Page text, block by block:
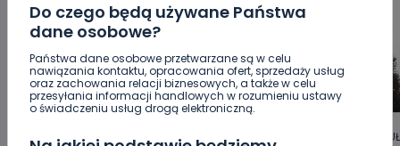
Do czego będą używane Państwa
dane osobowe?
Państwa dane osobowe przetwarzane są w celu
nawiązania kontaktu, opracowania ofert, sprzedaży usług
oraz zachowania relacji biznesowych, a także w celu
przesyłania informacji handlowych w rozumieniu ustawy
o świadczeniu usług drogą elektroniczną.
REGION WIADOMOŚCI